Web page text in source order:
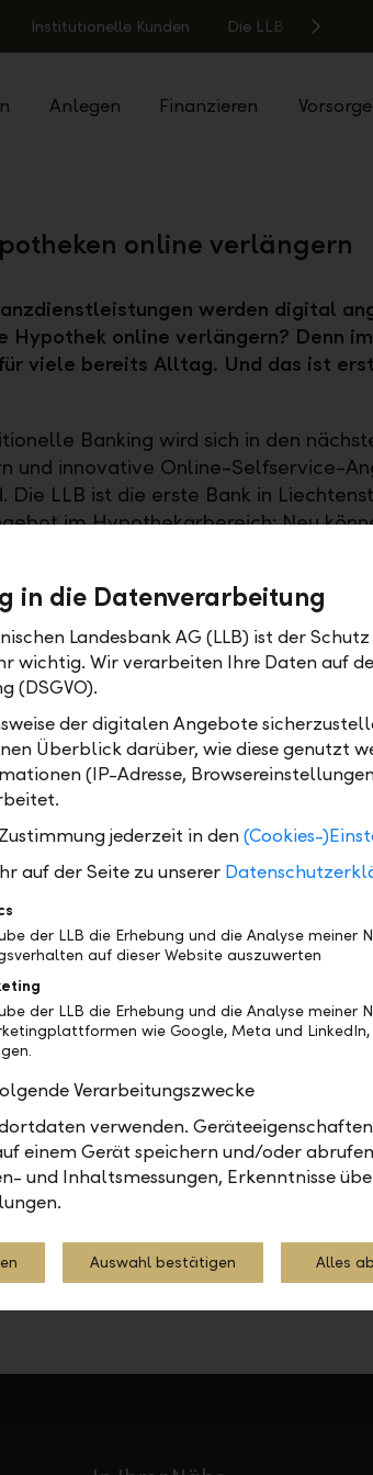
Institutionelle Kunden Die LLB
Anlegen Finanzieren
online verlängern
werden digital
Hypothek online verlängern? Denn
viele bereits Alltag. Und das ist
Banking wird sich in den
und innovative Online-Selfservice-
Die LLB ist die erste Bank in
im Hypothekarbereich: Neu
Online Banking und LLB Mobile
festlegen und
erhalten. Mit wenigen Klicks kann
und verlängert werden.
schätzen die rasche
übers E-Banking − und das 24
Mit wenigen Klicks verlängert der
LLB-Kompass-Beratung geht
Sie sicher sein, dass Sie nichts
Gespräch – die Kundenberater
sind gerne für Sie da.
erhalten Sie online unter
hypotheken
Finanzierungen 2021
in die Datenverarbeitung
Landesbank AG (LLB) ist der
wichtig. Wir verarbeiten Ihre Daten auf
(DSGVO).
der digitalen Angebote
Überblick darüber, wie diese genutzt
(IP-Adresse,
jederzeit in den(Cookies-
auf der Seite zu unserer
der LLB die Erhebung und die Analyse meiner
auf dieser Website auszuwerten
der LLB die Erhebung und die Analyse meiner
wie Google, Meta und
Verarbeitungszwecke
verwenden.
einem Gerät speichern und/oder
und Inhaltsmessungen, Erkenntnisse
Auswahl bestätigen Alles